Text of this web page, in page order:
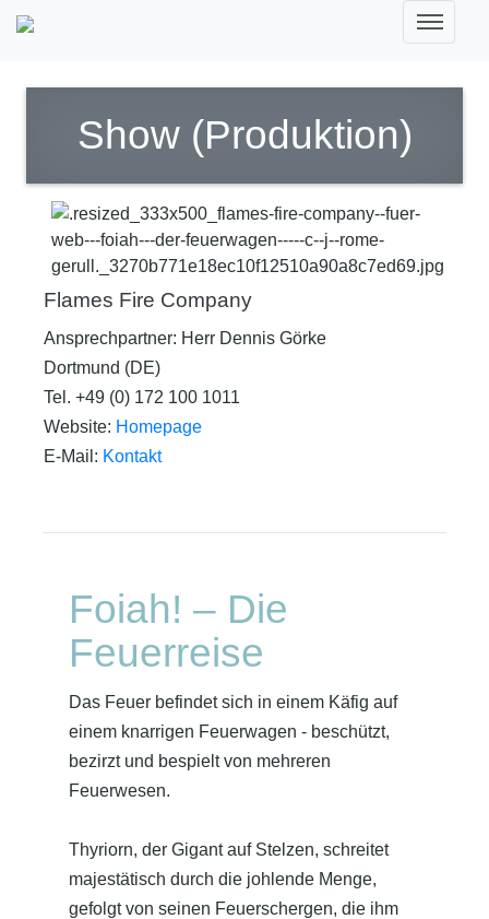
Show (Produktion)
Flames Fire Company
Ansprechpartner: Herr Dennis Görke
Dortmund (DE)
Tel. +49 (0) 172 100 1011
Website: Homepage
E-Mail: Kontakt
Foiah! – Die
Feuerreise
Das Feuer befindet sich in einem Käfig auf
einem knarrigen Feuerwagen - beschützt,
bezirzt und bespielt von mehreren
Feuerwesen.
Thyriorn, der Gigant auf Stelzen, schreitet
majestätisch durch die johlende Menge,
gefolgt von seinen Feuerschergen, die ihm